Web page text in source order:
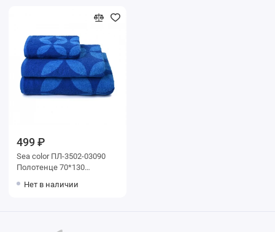
499 ₽
Sea color ПЛ-3502-03090
Полотенце 70*130
Нет в наличии